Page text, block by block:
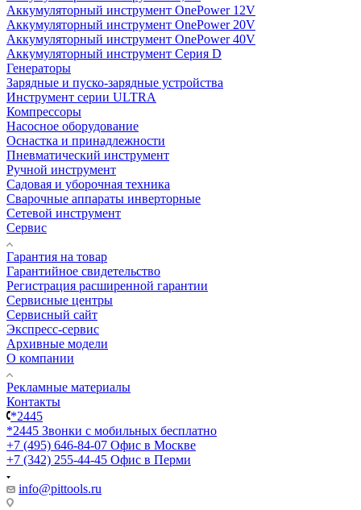
Аккумуляторный инструмент OnePower 12V
Аккумуляторный инструмент OnePower 20V
Аккумуляторный инструмент OnePower 40V
Аккумуляторный инструмент Серия D
Генераторы
Зарядные и пуско-зарядные устройства
Инструмент серии ULTRA
Компрессоры
Насосное оборудование
Оснастка и принадлежности
Пневматический инструмент
Ручной инструмент
Садовая и уборочная техника
Сварочные аппараты инверторные
Сетевой инструмент
Сервис
Гарантия на товар
Гарантийное свидетельство
Регистрация расширенной гарантии
Сервисные центры
Сервисный сайт
Экспресс-сервис
Архивные модели
О компании
Рекламные материалы
Контакты
*2445
*2445 Звонки с мобильных бесплатно
+7 (495) 646-84-07 Офис в Москве
+7 (342) 255-44-45 Офис в Перми
info@pittools.ru